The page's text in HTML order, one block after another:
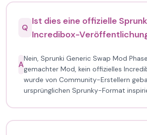
Q
Ist dies eine offizielle
Incredibox-
A
Nein, Sprunki Generic Swap Mod
gemachter Mod, kein offizielles
wurde von Community-Erstellern
ursprünglichen Sprunky-Format